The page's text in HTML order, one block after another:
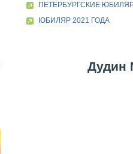
ПЕТЕРБУРГСКИЕ
ЮБИЛЯР 2021 ГОДА
Дудин